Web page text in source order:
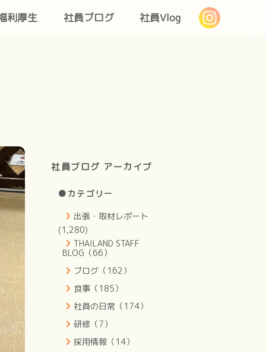
利厚生 社員ブログ 社員Vlog
社員ブログ アーカイブ
●カテゴリー
出張・取材レポート
(1,280)
THAILAND STAFF
BLOG（66）
ブログ（162）
食事（185）
社員の日常（174）
研修（7）
採用情報（14）